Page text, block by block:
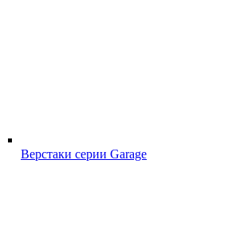
Верстаки серии Garage